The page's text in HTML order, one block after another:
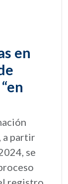
en
a partir
se